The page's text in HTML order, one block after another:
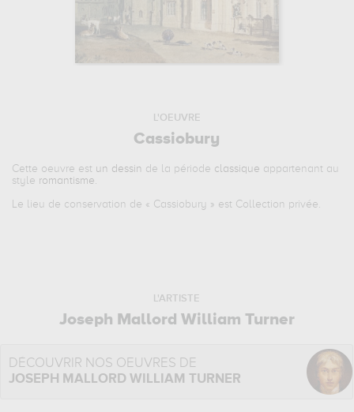
L'OEUVRE
Cassiobury
Cette oeuvre est un dessin de la période classique appartenant au
style romantisme.
Le lieu de conservation de « Cassiobury » est Collection privée.
L'ARTISTE
Joseph Mallord William Turner
DÉCOUVRIR NOS OEUVRES DE
JOSEPH MALLORD WILLIAM TURNER